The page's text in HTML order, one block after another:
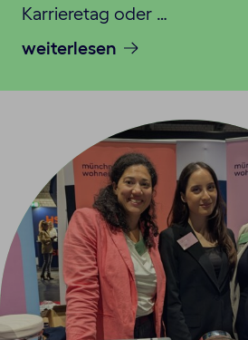
Karrieretag oder …
weiterlesen